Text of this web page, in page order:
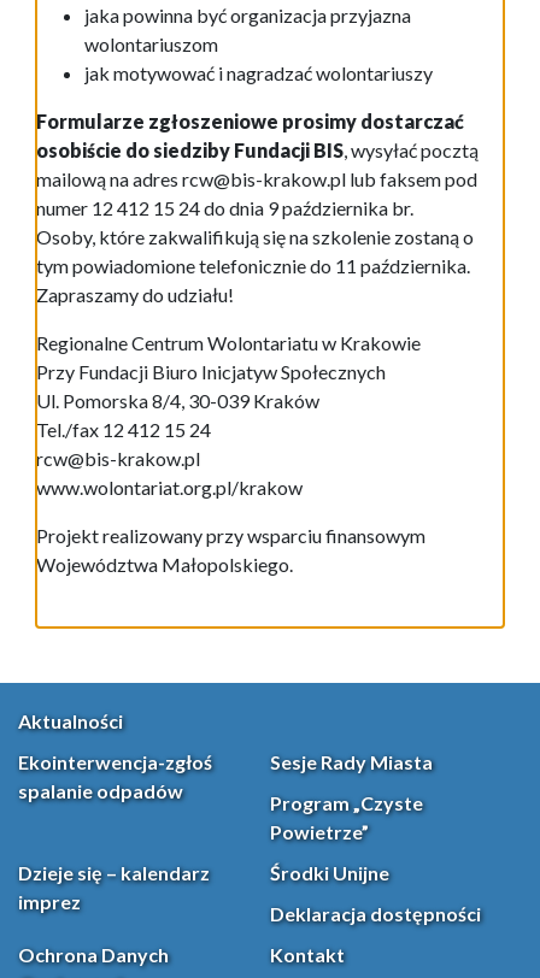
jaka powinna być organizacja przyjazna
wolontariuszom
jak motywować i nagradzać wolontariuszy
Formularze zgłoszeniowe prosimy dostarczać
osobiście do siedziby Fundacji BIS, wysyłać pocztą
mailową na adres rcw@bis-krakow.pl lub faksem pod
numer 12 412 15 24 do dnia 9 października br.
Osoby, które zakwalifikują się na szkolenie zostaną o
tym powiadomione telefonicznie do 11 października.
Zapraszamy do udziału!
Regionalne Centrum Wolontariatu w Krakowie
Przy Fundacji Biuro Inicjatyw Społecznych
Ul. Pomorska 8/4, 30-039 Kraków
Tel./fax 12 412 15 24
rcw@bis-krakow.pl
www.wolontariat.org.pl/krakow
Projekt realizowany przy wsparciu finansowym
Województwa Małopolskiego.
Aktualności
Ekointerwencja-zgłoś
spalanie odpadów
Sesje Rady Miasta
Program „Czyste
Powietrze”
Dzieje się – kalendarz
imprez
Środki Unijne
Deklaracja dostępności
Ochrona Danych
Kontakt